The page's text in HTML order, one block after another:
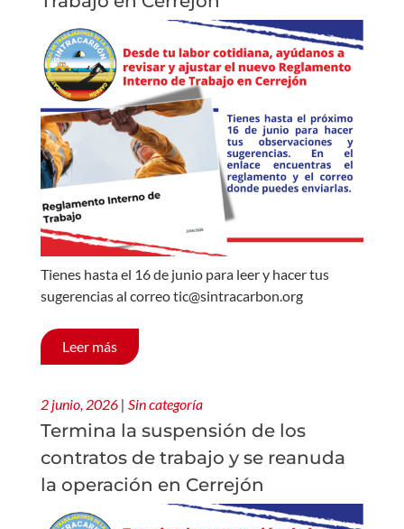
Tienes hasta el 16 de junio para leer y hacer tus
sugerencias al correo tic@sintracarbon.org
Leer más
2 junio, 2026 | Sin categoría
Termina la suspensión de los
contratos de trabajo y se reanuda
la operación en Cerrejón